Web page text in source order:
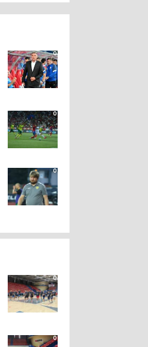
0
0
0
0
0